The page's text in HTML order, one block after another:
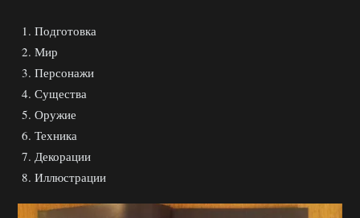
Подготовка
Мир
Персонажи
Существа
Оружие
Техника
Декорации
Иллюстрации